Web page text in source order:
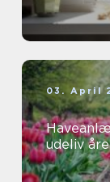
03. April
udeliv